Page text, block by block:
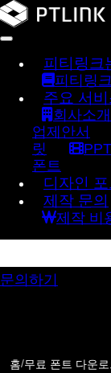
피티링크
피티링
주요 서비
회사소
업제안서
릿
폰트
디자인
제작 문의
제작 비
문의하기
홈/무료 폰트 다운로